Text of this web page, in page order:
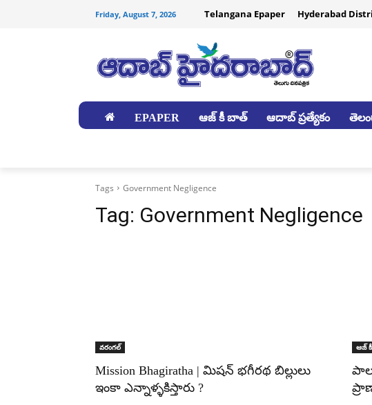
Friday, August 7, 2026 Telangana Epaper Hyderabad
EPAPER ఆజ్ కీ బాత్ ఆదాబ్ ప్రత్యేకం
Tags Government Negligence
Tag: Government Negligence
వరంగల్‌
Mission Bhagiratha | మిషన్ భగీరథ బిల్లులు
ఇంకా ఎన్నాళ్ళకిస్తారు ?
ఆజ్